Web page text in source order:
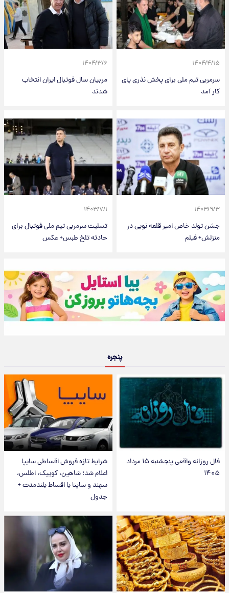
۱۴۰۴/۴/۱۵
سرمربی تیم ملی برای پخش نذری پای
کار آمد
۱۴۰۴/۳/۶
مربیان سال فوتبال ایران انتخاب
شدند
۱۴۰۳/۹/۳
جشن تولد خاص امیر قلعه نویی در
منزلش+ فیلم
۱۴۰۳/۷/۱
تسلیت سرمربی تیم ملی فوتبال برای
حادثه تلخ طبس+ عکس
پنجره
فال روزانه واقعی پنجشنبه ۱۵ مرداد
۱۴۰۵
شرایط تازه فروش اقساطی سایپا
اعلام شد؛ شاهین، کوییک، اطلس،
سهند و ساینا با اقساط بلندمدت +
جدول